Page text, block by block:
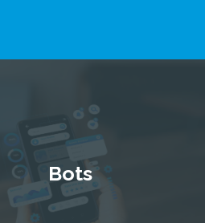
Bots